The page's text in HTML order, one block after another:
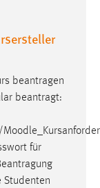
beantragen
beantragt:
Moodle
für
Studenten
mibew-
können.